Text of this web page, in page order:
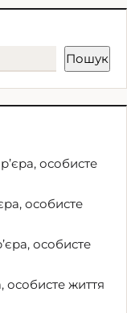
Пошук
особисте
особисте
особисте
особисте життя